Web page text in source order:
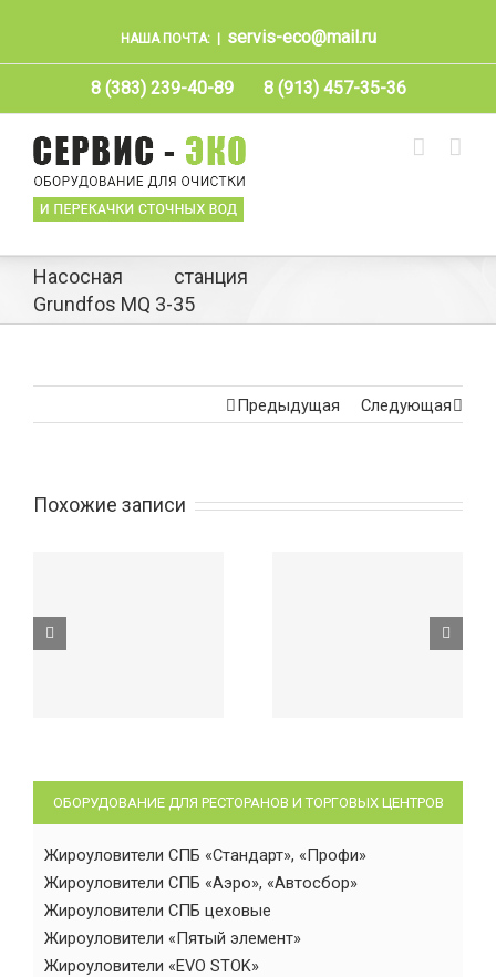
НАША ПОЧТА: servis-eco@mail.ru
8 (383) 239-40-89 8 (913) 457-35-36
Насосная станция
Grundfos MQ 3-35
Предыдущая Следующая
Похожие записи
ОБОРУДОВАНИЕ ДЛЯ РЕСТОРАНОВ И ТОРГОВЫХ ЦЕНТРОВ
Жироуловители СПБ «Стандарт», «Профи»
Жироуловители СПБ «Аэро», «Автосбор»
Жироуловители СПБ цеховые
Жироуловители «Пятый элемент»
Жироуловители «EVO STOK»